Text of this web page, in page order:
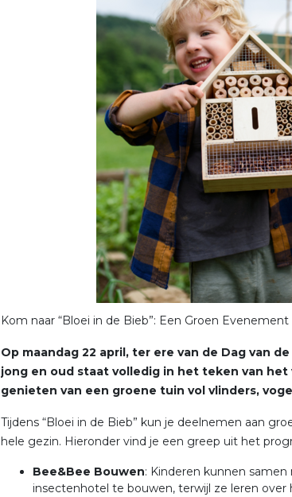
Kom naar “Bloei in de Bieb”: Een Groen
Op maandag 22 april, ter ere van de Dag van
jong en oud staat volledig in het teken van
genieten van een groene tuin vol vlinders,
Tijdens “Bloei in de Bieb” kun je deelnemen aan
hele gezin. Hieronder vind je een greep uit het
Bee&Bee Bouwen: Kinderen kunnen
insectenhotel te bouwen, terwijl ze leren